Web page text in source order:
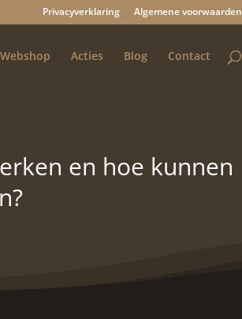
Privacyverklaring Algemene voorwaarden
Webshop Acties Blog Contact
en hoe kunnen